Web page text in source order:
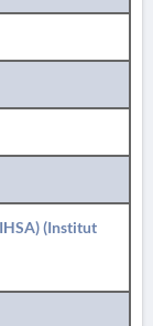
(Institut